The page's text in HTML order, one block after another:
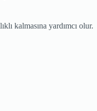
kalmasına yardımcı olur.